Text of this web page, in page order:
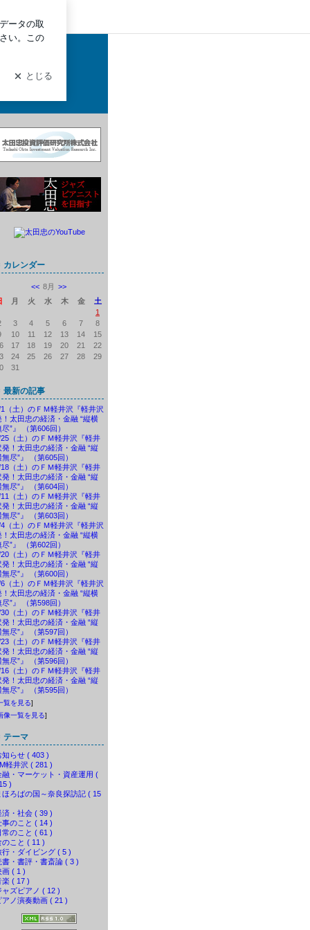
語ります。
カレンダー
<< 8月 >>
月 火 水 木 金
土
1
3 4 5 6 7
8
10 11 12 13 14
15
17 18 19 20 21
22
24 25 26 27 28
29
31
最新の記事
（土）のＦＭ軽井沢『軽井沢
！太田忠の経済・金融 “縦横
尽”』 （第606回）
（土）のＦＭ軽井沢『軽井
発！太田忠の経済・金融 “縦
無尽”』 （第605回）
（土）のＦＭ軽井沢『軽井
発！太田忠の経済・金融 “縦
無尽”』 （第604回）
（土）のＦＭ軽井沢『軽井
発！太田忠の経済・金融 “縦
無尽”』 （第603回）
（土）のＦＭ軽井沢『軽井沢
！太田忠の経済・金融 “縦横
尽”』 （第602回）
（土）のＦＭ軽井沢『軽井
発！太田忠の経済・金融 “縦
無尽”』 （第600回）
（土）のＦＭ軽井沢『軽井沢
！太田忠の経済・金融 “縦横
尽”』 （第598回）
（土）のＦＭ軽井沢『軽井
発！太田忠の経済・金融 “縦
無尽”』 （第597回）
（土）のＦＭ軽井沢『軽井
発！太田忠の経済・金融 “縦
無尽”』 （第596回）
（土）のＦＭ軽井沢『軽井
発！太田忠の経済・金融 “縦
無尽”』 （第595回）
覧を見る]
像一覧を見る]
テーマ
知らせ ( 403 )
軽井沢 ( 281 )
融・マーケット・資産運用 (
)
ほろばの国～奈良探訪記 ( 15
済・社会 ( 39 )
事のこと ( 14 )
常のこと ( 61 )
のこと ( 11 )
行・ダイビング ( 5 )
書・書評・書斎論 ( 3 )
画 ( 1 )
楽 ( 17 )
ャズピアノ ( 12 )
アノ演奏動画 ( 21 )